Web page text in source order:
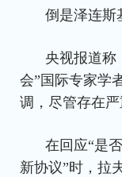
倒是泽连斯
央视报道称
会”国际专家学
调，尽管存在
在回应“是
新协议”时，拉